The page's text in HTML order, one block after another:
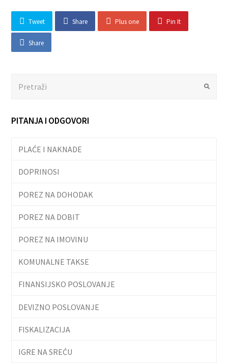
Tweet Share Plus one Pin It
Share
Submit
PITANJA I ODGOVORI
PLAĆE I NAKNADE
DOPRINOSI
POREZ NA DOHODAK
POREZ NA DOBIT
POREZ NA IMOVINU
KOMUNALNE TAKSE
FINANSIJSKO POSLOVANJE
DEVIZNO POSLOVANJE
FISKALIZACIJA
IGRE NA SREĆU